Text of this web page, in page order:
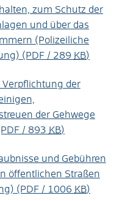
zum Schutz der
und über das
(Polizeiliche
(PDF / 289 KB)
Verpflichtung der
der Gehwege
/ 893 KB)
und Gebühren
öffentlichen Straßen
(PDF / 1006 KB)